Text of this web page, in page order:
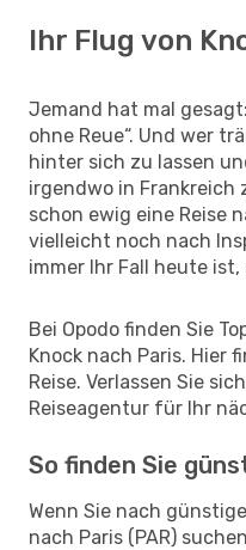
Ihr Flug von
Jemand hat mal
ohne Reue“. Und wer
hinter sich zu lassen
irgendwo in Frankreich
schon ewig eine Reise
vielleicht noch nach
immer Ihr Fall heute
Bei Opodo finden Sie
Knock nach Paris. Hier
Reise. Verlassen Sie
Reiseagentur für Ihr
So finden Sie
Wenn Sie nach
nach Paris (PAR)